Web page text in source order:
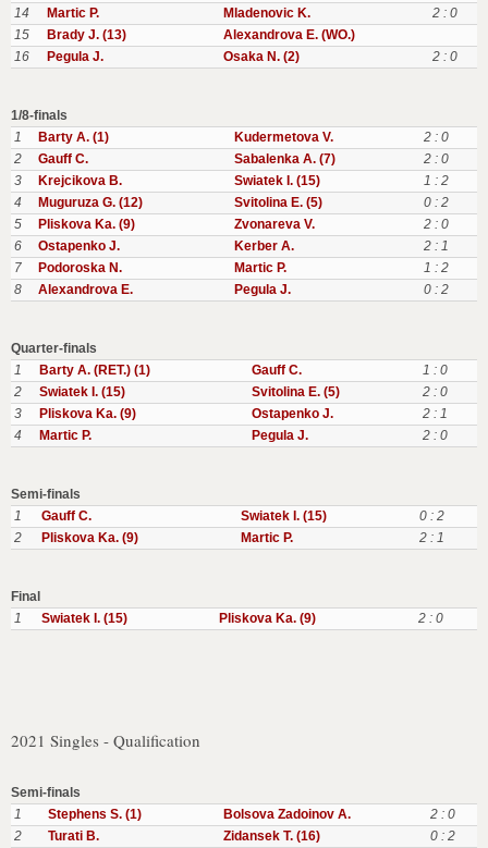
14
Martic P. Mladenovic K.
2 : 0
15
Brady J. (13)
Alexandrova E. (WO.)
16
Pegula J. Osaka N. (2) 2 : 0
1/8-finals
1
Barty A. (1) Kudermetova V.
2 : 0
2
Gauff C. Sabalenka A. (7)
2 : 0
3
Krejcikova B. Swiatek I. (15)
1 : 2
4
Muguruza G. (12) Svitolina E. (5)
0 : 2
5
Pliskova Ka. (9) Zvonareva V.
2 : 0
6
Ostapenko J. Kerber A.
2 : 1
7
Podoroska N. Martic P.
1 : 2
8
Alexandrova E. Pegula J. 0 : 2
Quarter-finals
1
Barty A. (RET.) (1) Gauff C.
1 : 0
2
Swiatek I. (15) Svitolina E. (5)
2 : 0
3
Pliskova Ka. (9) Ostapenko J.
2 : 1
4
Martic P. Pegula J. 2 : 0
Semi-finals
1
Gauff C. Swiatek I. (15)
0 : 2
2
Pliskova Ka. (9) Martic P. 2 : 1
Final
1
Swiatek I. (15) Pliskova Ka. (9) 2 : 0
2021 Singles - Qualification
Semi-finals
1
Stephens S. (1) Bolsova Zadoinov A.
2 : 0
2
Turati B. Zidansek T. (16) 0 : 2